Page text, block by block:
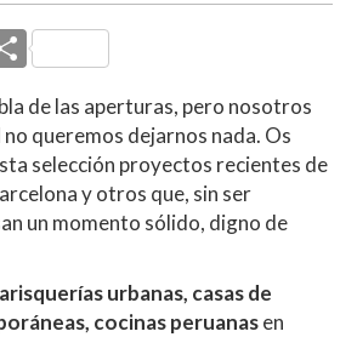
C
o
m
p
ar
ti
r
de las aperturas, pero nosotros
no queremos dejarnos nada. Os
selección proyectos recientes de
y otros que, sin ser
un momento sólido, digno de
urbanas, casas de
cocinas peruanasen